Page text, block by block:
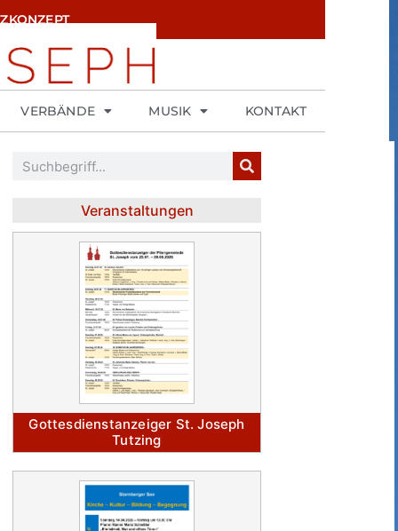
VERBÄNDE MUSIK KONTAKT
Veranstaltungen
Gottesdienstanzeiger St. Joseph
Tutzing